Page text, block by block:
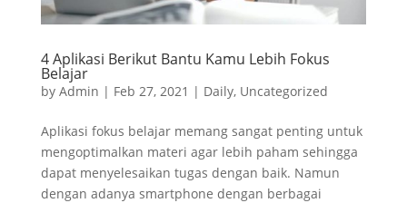
4 Aplikasi Berikut Bantu Kamu Lebih Fokus
Belajar
by Admin | Feb 27, 2021 | Daily, Uncategorized
Aplikasi fokus belajar memang sangat penting untuk
mengoptimalkan materi agar lebih paham sehingga
dapat menyelesaikan tugas dengan baik. Namun
dengan adanya smartphone dengan berbagai